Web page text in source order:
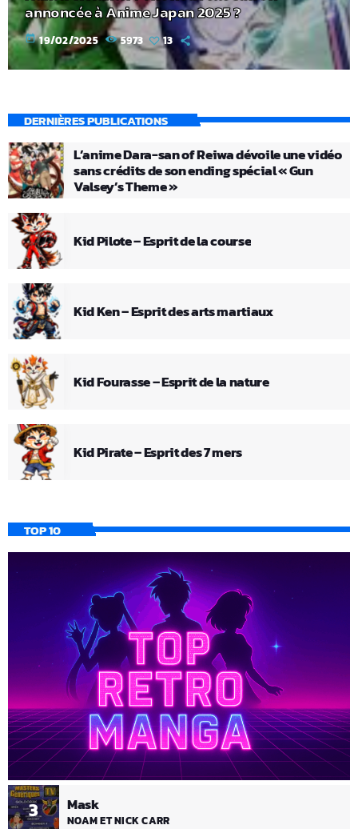
annoncée à Anime Japan 2025 ?
today 19/02/2025 5973 13
DERNIÈRES PUBLICATIONS
L’anime Dara-san of Reiwa dévoile une vidéo
sans crédits de son ending spécial « Gun
Valsey’s Theme »
Kid Pilote – Esprit de la course
Kid Ken – Esprit des arts martiaux
Kid Fourasse – Esprit de la nature
Kid Pirate – Esprit des 7 mers
TOP 10
3 Mask
NOAM ET NICK CARR